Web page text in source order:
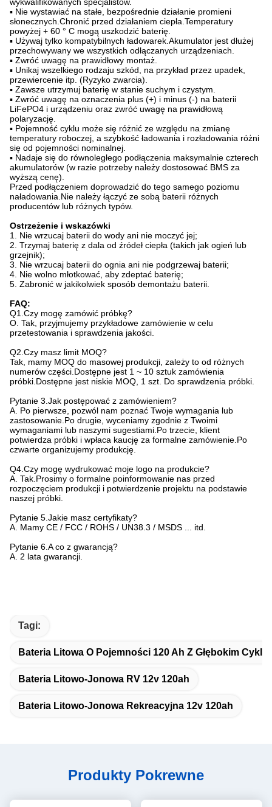
▪ Nie wystawiać na stałe, bezpośrednie działanie promieni
słonecznych.Chronić przed działaniem ciepła.Temperatury
powyżej + 60 ° C mogą uszkodzić baterię.
▪ Używaj tylko kompatybilnych ładowarek.Akumulator jest dłużej
przechowywany we wszystkich odłączanych urządzeniach.
▪ Zwróć uwagę na prawidłowy montaż.
▪ Unikaj wszelkiego rodzaju szkód, na przykład przez upadek,
przewiercenie itp. (Ryzyko zwarcia).
▪ Zawsze utrzymuj baterię w stanie suchym i czystym.
▪ Zwróć uwagę na oznaczenia plus (+) i minus (-) na baterii
LiFePO4 i urządzeniu oraz zwróć uwagę na prawidłową
polaryzację.
▪ Pojemność cyklu może się różnić ze względu na zmianę
temperatury roboczej, a szybkość ładowania i rozładowania różni
się od pojemności nominalnej.
▪ Nadaje się do równoległego podłączenia maksymalnie czterech
akumulatorów (w razie potrzeby należy dostosować BMS za
wyższą cenę).
Przed podłączeniem doprowadzić do tego samego poziomu
naładowania.Nie należy łączyć ze sobą baterii różnych
producentów lub różnych typów.
Ostrzeżenie i wskazówki
1. Nie wrzucaj baterii do wody ani nie moczyć jej;
2. Trzymaj baterię z dala od źródeł ciepła (takich jak ogień lub
grzejnik);
3. Nie wrzucaj baterii do ognia ani nie podgrzewaj baterii;
4. Nie wolno młotkować, aby zdeptać baterię;
5. Zabronić w jakikolwiek sposób demontażu baterii.
FAQ:
Q1.Czy mogę zamówić próbkę?
O. Tak, przyjmujemy przykładowe zamówienie w celu
przetestowania i sprawdzenia jakości.
Q2.Czy masz limit MOQ?
Tak, mamy MOQ do masowej produkcji, zależy to od różnych
numerów części.Dostępne jest 1 ~ 10 sztuk zamówienia
próbki.Dostępne jest niskie MOQ, 1 szt. Do sprawdzenia próbki.
Pytanie 3.Jak postępować z zamówieniem?
A. Po pierwsze, pozwól nam poznać Twoje wymagania lub
zastosowanie.Po drugie, wyceniamy zgodnie z Twoimi
wymaganiami lub naszymi sugestiami.Po trzecie, klient
potwierdza próbki i wpłaca kaucję za formalne zamówienie.Po
czwarte organizujemy produkcję.
Q4.Czy mogę wydrukować moje logo na produkcie?
A. Tak.Prosimy o formalne poinformowanie nas przed
rozpoczęciem produkcji i potwierdzenie projektu na podstawie
naszej próbki.
Pytanie 5.Jakie masz certyfikaty?
A. Mamy CE / FCC / ROHS / UN38.3 / MSDS ... itd.
Pytanie 6.A co z gwarancją?
A. 2 lata gwarancji.
Tagi:
Bateria Litowa O Pojemności 120 Ah Z Głębokim
Bateria Litowo-Jonowa RV 12v 120ah
Bateria Litowo-Jonowa Rekreacyjna 12v 120ah
Produkty Pokrewne